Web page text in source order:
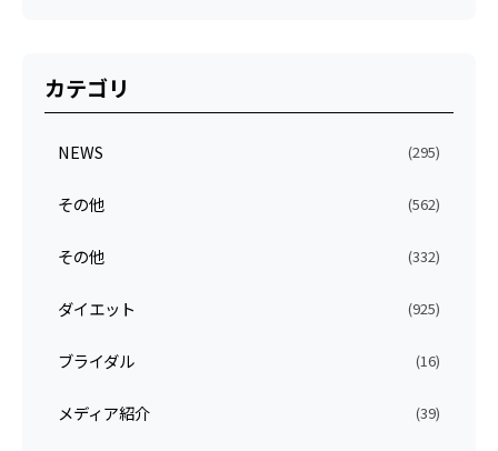
カテゴリ
NEWS (295)
その他 (562)
その他 (332)
ダイエット (925)
ブライダル (16)
メディア紹介 (39)